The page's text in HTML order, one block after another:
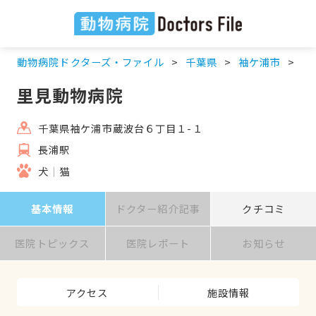
動物病院ドクターズ・ファイル 千葉県 袖ケ浦市
里見動物病院
千葉県袖ケ浦市蔵波台６丁目１-１
長浦駅
犬
猫
基本情報 ドクター紹介記事 クチコミ
医院トピックス 医院レポート お知らせ
アクセス 施設情報